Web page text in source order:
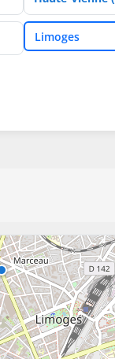
VilleLimoges